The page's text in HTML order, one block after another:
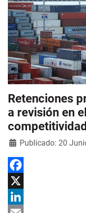
Retenciones
a revisión en
competitividad
DetallesPublicado: 20
Facebook
X